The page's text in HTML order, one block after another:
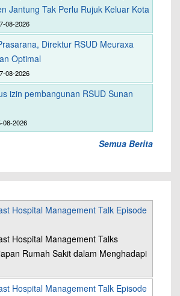
Jantung Tak Perlu Rujuk Keluar Kota
08-2026
Direktur RSUD Meuraxa
Optimal
08-2026
izin pembangunan RSUD Sunan
08-2026
Semua Berita
Hospital Management Talk Episode
Hospital Management Talks
Rumah Sakit dalam Menghadapi
Hospital Management Talk Episode